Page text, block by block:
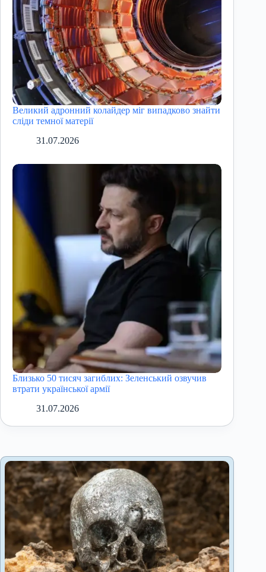
Великий адронний колайдер міг випадково знайти
сліди темної матерії
31.07.2026
Близько 50 тисяч загиблих: Зеленський озвучив
втрати української армії
31.07.2026